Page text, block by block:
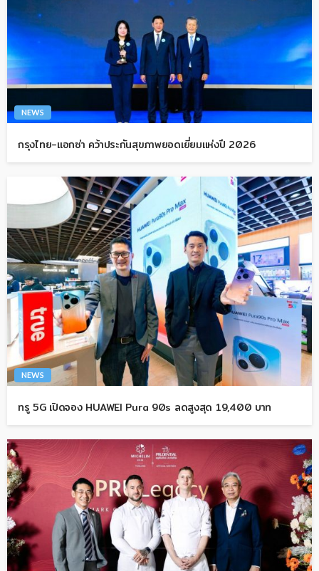
NEWS
กรุงไทย-แอกซ่า คว้าประกันสุขภาพยอดเยี่ยมแห่งปี 2026
NEWS
ทรู 5G เปิดจอง HUAWEI Pura 90s ลดสูงสุด 19,400 บาท